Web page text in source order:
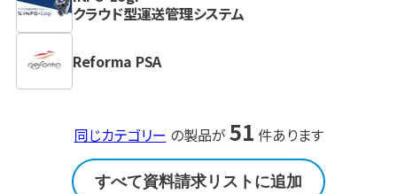
クラウド型運送管理システム
Reforma PSA
同じカテゴリー の製品が 51 件あります
すべて資料請求リストに追加